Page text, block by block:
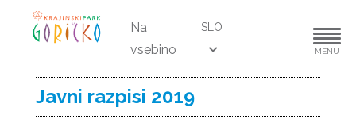
Na
vsebino
SLO
MENU
Javni razpisi 2019